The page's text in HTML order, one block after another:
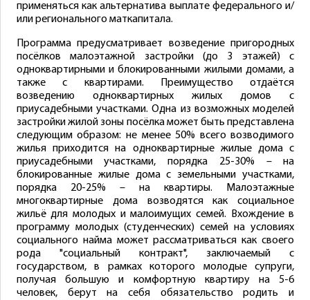
применяться как альтернатива выплате федерального и/
или регионального маткапитала.
Программа предусматривает возведение пригородных
посёлков малоэтажной застройки (до 3 этажей) с
одноквартирными и блокированными жилыми домами, а
также с квартирами. Преимущество отдаётся
возведению одноквартирных жилых домов с
приусадебными участками. Одна из возможных моделей
застройки жилой зоны посёлка может быть представлена
следующим образом: не менее 50% всего возводимого
жилья приходится на одноквартирные жилые дома с
приусадебными участками, порядка 25-30% – на
блокированные жилые дома с земельными участками,
порядка 20-25% – на квартиры. Малоэтажные
многоквартирные дома возводятся как социальное
жильё для молодых и малоимущих семей. Вхождение в
программу молодых (студенческих) семей на условиях
социального найма может рассматриваться как своего
рода "социальный контракт", заключаемый с
государством, в рамках которого молодые супруги,
получая большую и комфортную квартиру на 5-6
человек, берут на себя обязательство родить и